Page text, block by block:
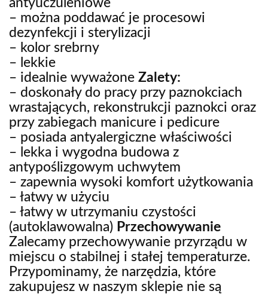
– można poddawać je procesowi
dezynfekcji i sterylizacji
– kolor srebrny
– lekkie
– idealnie wyważone Zalety:
– doskonały do pracy przy paznokciach
wrastających, rekonstrukcji paznokci oraz
przy zabiegach manicure i pedicure
– posiada antyalergiczne właściwości
– lekka i wygodna budowa z
antypoślizgowym uchwytem
– zapewnia wysoki komfort użytkowania
– łatwy w użyciu
– łatwy w utrzymaniu czystości
(autoklawowalna) Przechowywanie
Zalecamy przechowywanie przyrządu w
miejscu o stabilnej i stałej temperaturze.
Przypominamy, że narzędzia, które
zakupujesz w naszym sklepie nie są